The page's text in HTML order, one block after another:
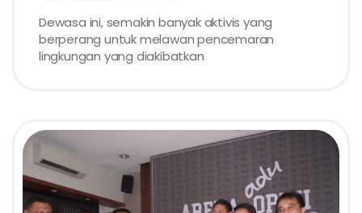
Dewasa ini, semakin banyak aktivis yang
berperang untuk melawan pencemaran
lingkungan yang diakibatkan